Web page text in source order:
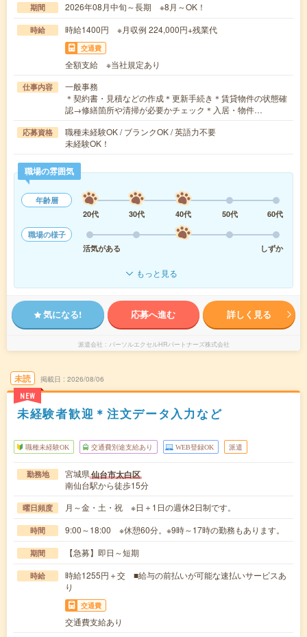
期間 2026年08月中旬～長期 ※8月～OK！
時給 時給1400円 ※月収例 224,000円+残業代
交通費
全額支給 ※当社規定あり
仕事内容
一般事務
＊契約書・見積などの作成＊更新手続き＊賃貸物件の状態確
認→修繕箇所や清掃が必要かチェック＊入居・物件…
応募資格
職種未経験OK / ブランクOK / 英語力不要
未経験OK！
職場の雰囲気
年齢層
20代
30代 40代 50代
60代
職場の様子
活気がある
しずか
もっと見る
気になる! 応募へ進む 詳しく見る
派遣会社 パーソルエクセルHRパートナーズ株式会社
未読
NEW
掲載日 2026/08/06
未経験者歓迎＊注文データ入力など
職種未経験OK 交通費別途支給あり WEB登録OK 派遣
勤務地 宮城県仙台市太白区
南仙台駅から徒歩15分
曜日頻度 月～金・土・祝 ※日＋1日の週休2日制です。
時間 9:00～18:00 ※休憩60分。※9時～17時の勤務もあります。
期間 【急募】即日～短期
時給
時給1255円＋交 ■給与の前払いが可能な速払いサービスあ
り
交通費
交通費支給あり